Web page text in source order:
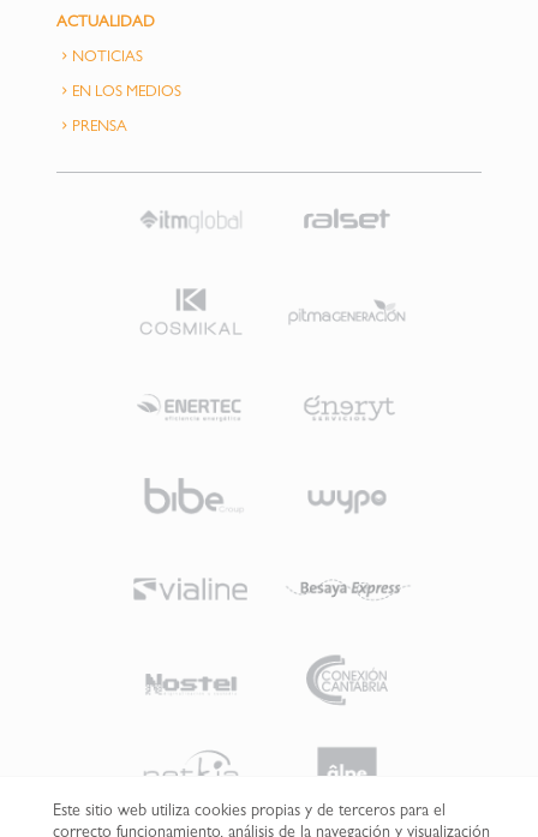
ACTUALIDAD
NOTICIAS
EN LOS MEDIOS
PRENSA
Este sitio web utiliza cookies propias y de terceros para el
correcto funcionamiento, análisis de la navegación y visualización